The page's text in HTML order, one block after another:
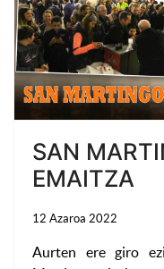
SAN
EMAITZA
12 Azaroa 2022
Aurten ere giro